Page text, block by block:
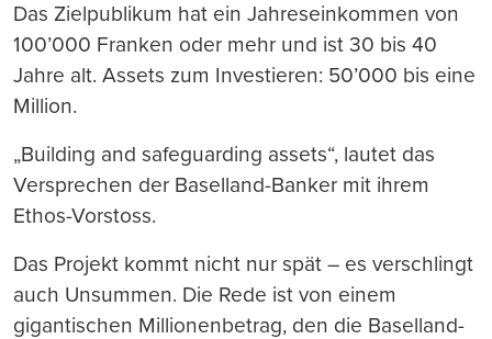
Das Zielpublikum hat ein Jahreseinkommen von
100’000 Franken oder mehr und ist 30 bis 40
Jahre alt. Assets zum Investieren: 50’000 bis eine
Million.
„Building and safeguarding assets“, lautet das
Versprechen der Baselland-Banker mit ihrem
Ethos-Vorstoss.
Das Projekt kommt nicht nur spät – es verschlingt
auch Unsummen. Die Rede ist von einem
gigantischen Millionenbetrag, den die Baselland-